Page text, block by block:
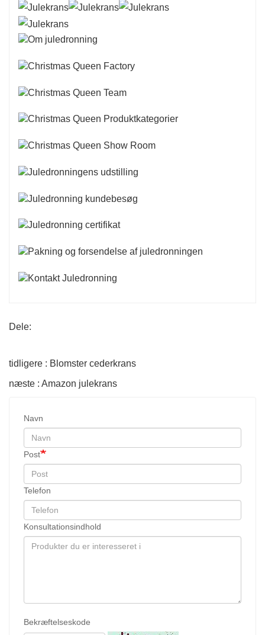
Dele:
tidligere : Blomster cederkrans
næste : Amazon julekrans
Navn
Post
Telefon
Konsultationsindhold
Bekræftelseskode